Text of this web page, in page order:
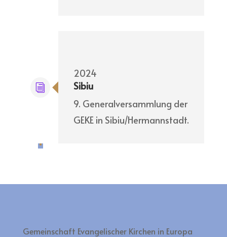
2024
Sibiu
9. Generalversammlung der
GEKE in Sibiu/Hermannstadt.
Gemeinschaft Evangelischer Kirchen in Europa